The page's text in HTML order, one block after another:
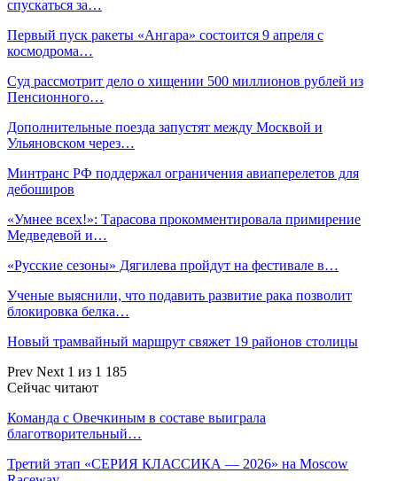
спускаться за…
Первый пуск ракеты «Ангара» состоится 9 апреля с
космодрома…
Суд рассмотрит дело о хищении 500 миллионов рублей из
Пенсионного…
Дополнительные поезда запустят между Москвой и
Ульяновском через…
Минтранс РФ поддержал ограничения авиаперелетов для
дебоширов
«Умнее всех!»: Тарасова прокомментировала примирение
Медведевой и…
«Русские сезоны» Дягилева пройдут на фестивале в…
Ученые выяснили, что подавить развитие рака позволит
блокировка белка…
Новый трамвайный маршрут свяжет 19 районов столицы
Prev Next 1 из 1 185
Сейчас читают
Команда с Овечкиным в составе выиграла
благотворительный…
Третий этап «СЕРИЯ КЛАССИКА — 2026» на Moscow